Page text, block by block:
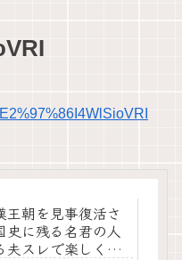
王朝を見事復活さ
史に残る名君の人
夫スレで楽しく学